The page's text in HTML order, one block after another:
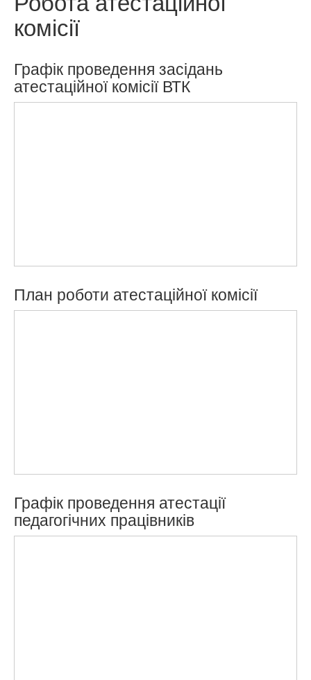
комісії
Графік проведення засідань
атестаційної комісії ВТК
План роботи атестаційної комісії
Графік проведення атестації
педагогічних працівників